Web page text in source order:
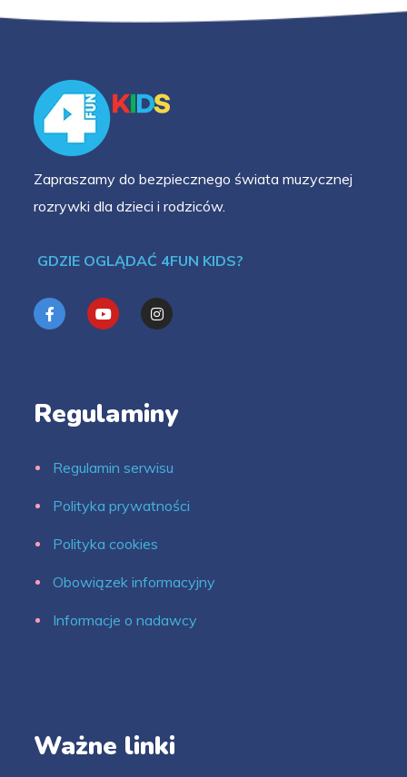
Zapraszamy do bezpiecznego świata muzycznej
rozrywki dla dzieci i rodziców.
GDZIE OGLĄDAĆ 4FUN KIDS?
Regulaminy
Regulamin serwisu
Polityka prywatności
Polityka cookies
Obowiązek informacyjny
Informacje o nadawcy
Ważne linki